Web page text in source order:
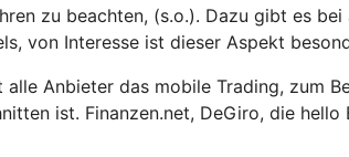
zu beachten, (s.o.). Dazu gibt es
von Interesse ist dieser Aspekt
Anbieter das mobile Trading, zum
ist. Finanzen.net, DeGiro, die